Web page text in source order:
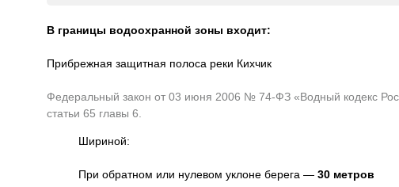
В границы водоохранной зоны входит:
Прибрежная защитная полоса реки Кихчик
Федеральный закон от 03 июня 2006 № 74-ФЗ «Водный кодекс
статьи 65 главы 6.
Шириной:
При обратном или нулевом уклоне берега — 30 метров